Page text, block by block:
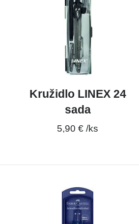
Kružidlo LINEX 24
sada
5,90 € /ks